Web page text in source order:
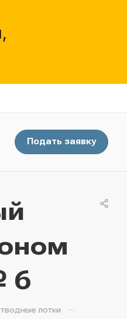
Подать заявку
6
лотки —